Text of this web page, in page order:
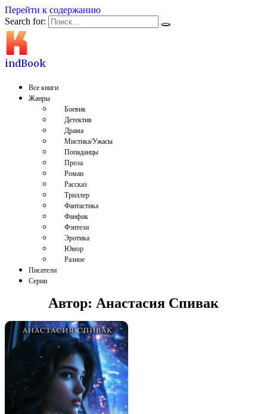
Перейти к содержанию
Search for:
indBook
Все книги
Жанры
Боевик
Детектив
Драма
Мистика/Ужасы
Попаданцы
Проза
Роман
Рассказ
Триллер
Фантастика
Фанфик
Фэнтези
Эротика
Юмор
Разное
Писатели
Серии
Автор: Анастасия Спивак